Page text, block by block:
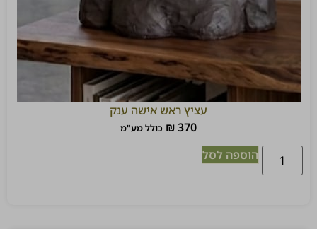
עציץ ראש אישה ענק
₪370 כולל מע"מ
הוספה לסל